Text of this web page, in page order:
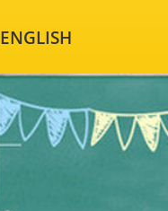
ENGLISH